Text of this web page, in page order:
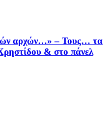
αρχών…» – Τους… τα
& στο πάνελ